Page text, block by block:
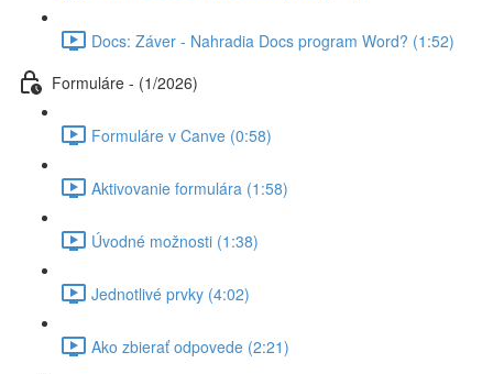
Docs: Záver - Nahradia Docs program Word? (1:52)
Formuláre - (1/2026)
Formuláre v Canve (0:58)
Aktivovanie formulára (1:58)
Úvodné možnosti (1:38)
Jednotlivé prvky (4:02)
Ako zbierať odpovede (2:21)